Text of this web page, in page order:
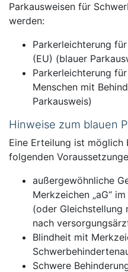
Parkausweisen für
werden:
Parkerleichterung
(EU) (blauer
Parkerleichterung
Menschen mit
Parkausweis)
Hinweise zum blauen
Eine Erteilung ist möglich
folgenden
außergewöhnliche
Merkzeichen „aG“
(oder Gleichstellung
nach
Blindheit mit
Schwere